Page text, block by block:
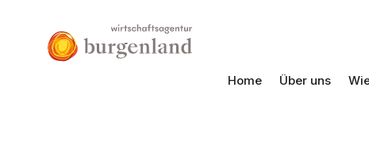
Home Über uns